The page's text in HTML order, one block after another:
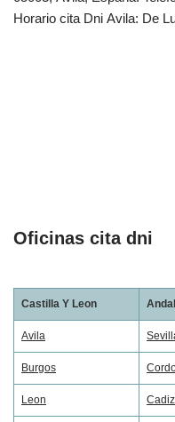
Horario cita Dni Avila: De
Oficinas cita dni
Castilla Y Leon
Avila
Burgos
Leon Cadiz